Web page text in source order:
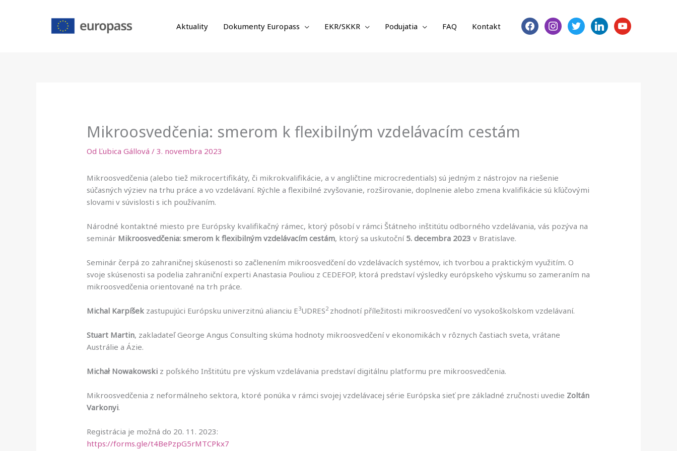
Aktuality Dokumenty Europass EKR/SKKR Podujatia FAQ Kontakt
facebookinstagramtwitter linkedinyoutube
Mikroosvedčenia: smerom k flexibilným vzdelávacím cestám
Od Ľubica Gállová/3. novembra 2023
Mikroosvedčenia (alebo tiež mikrocertifikáty, či mikrokvalifikácie, a v angličtine microcredentials) sú jedným z nástrojov na riešenie
súčasných výziev na trhu práce a vo vzdelávaní. Rýchle a flexibilné zvyšovanie, rozširovanie, doplnenie alebo zmena kvalifikácie sú kľúčovými
slovami v súvislosti s ich používaním.
Národné kontaktné miesto pre Európsky kvalifikačný rámec, ktorý pôsobí v rámci Štátneho inštitútu odborného vzdelávania, vás pozýva na
seminár Mikroosvedčenia: smerom k flexibilným vzdelávacím cestám, ktorý sa uskutoční 5. decembra 2023 v Bratislave.
Seminár čerpá zo zahraničnej skúsenosti so začlenením mikroosvedčení do vzdelávacích systémov, ich tvorbou a praktickým využitím. O
svoje skúsenosti sa podelia zahraniční experti Anastasia Pouliou z CEDEFOP, ktorá predstaví výsledky európskeho výskumu so zameraním na
mikroosvedčenia orientované na trh práce.
Michal Karpíšek zastupujúci Európsku univerzitnú alianciu E3UDRES2 zhodnotí příležitosti mikroosvedčení vo vysokoškolskom vzdelávaní.
Stuart Martin, zakladateľ George Angus Consulting skúma hodnoty mikroosvedčení v ekonomikách v rôznych častiach sveta, vrátane
Austrálie a Ázie.
Michał Nowakowski z poľského Inštitútu pre výskum vzdelávania predstaví digitálnu platformu pre mikroosvedčenia.
Mikroosvedčenia z neformálneho sektora, ktoré ponúka v rámci svojej vzdelávacej série Európska sieť pre základné zručnosti uvedie Zoltán
Varkonyi.
Registrácia je možná do 20. 11. 2023:
https://forms.gle/t4BePzpG5rMTCPkx7